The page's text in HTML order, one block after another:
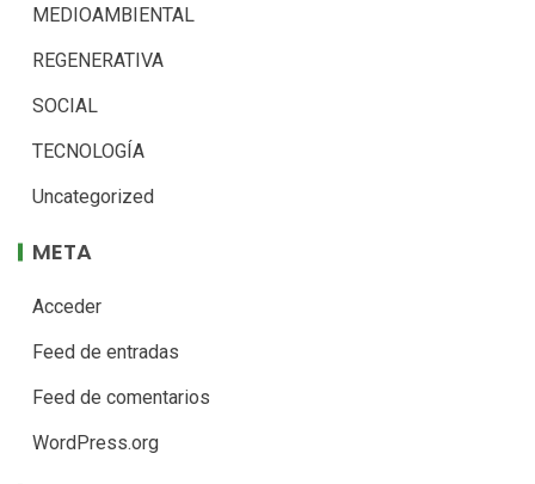
MEDIOAMBIENTAL
REGENERATIVA
SOCIAL
TECNOLOGÍA
Uncategorized
META
Acceder
Feed de entradas
Feed de comentarios
WordPress.org